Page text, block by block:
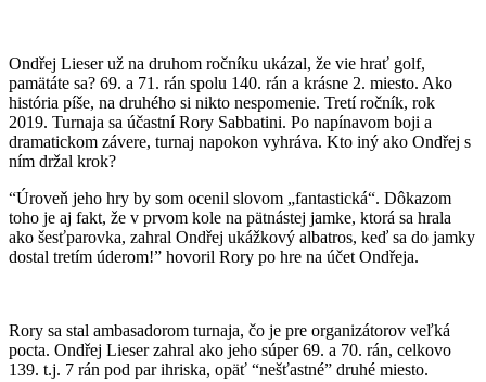
Ondřej Lieser už na druhom ročníku ukázal, že vie hrať golf,
pamätáte sa? 69. a 71. rán spolu 140. rán a krásne 2. miesto. Ako
história píše, na druhého si nikto nespomenie. Tretí ročník, rok
2019. Turnaja sa účastní Rory Sabbatini. Po napínavom boji a
dramatickom závere, turnaj napokon vyhráva. Kto iný ako Ondřej s
ním držal krok?
“Úroveň jeho hry by som ocenil slovom „fantastická“. Dôkazom
toho je aj fakt, že v prvom kole na pätnástej jamke, ktorá sa hrala
ako šesťparovka, zahral Ondřej ukážkový albatros, keď sa do jamky
dostal tretím úderom!” hovoril Rory po hre na účet Ondřeja.
Rory sa stal ambasadorom turnaja, čo je pre organizátorov veľká
pocta. Ondřej Lieser zahral ako jeho súper 69. a 70. rán, celkovo
139. t.j. 7 rán pod par ihriska, opäť “nešťastné” druhé miesto.